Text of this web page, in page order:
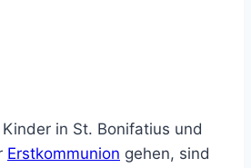
in St. Bonifatius und
Erstkommunion gehen, sind